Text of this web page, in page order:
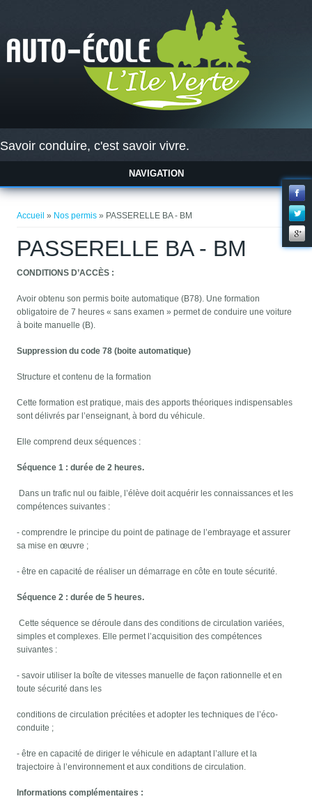
Savoir conduire, c'est savoir vivre.
NAVIGATION
Accueil » Nos permis » PASSERELLE BA - BM
PASSERELLE BA - BM
CONDITIONS D’ACCÈS :
Avoir obtenu son permis boite automatique (B78). Une formation
obligatoire de 7 heures « sans examen » permet de conduire une voiture
à boite manuelle (B).
Suppression du code 78 (boite automatique)
Structure et contenu de la formation
Cette formation est pratique, mais des apports théoriques indispensables
sont délivrés par l’enseignant, à bord du véhicule.
Elle comprend deux séquences :
Séquence 1 : durée de 2 heures.
Dans un trafic nul ou faible, l’élève doit acquérir les connaissances et les
compétences suivantes :
- comprendre le principe du point de patinage de l’embrayage et assurer
sa mise en œuvre ;
- être en capacité de réaliser un démarrage en côte en toute sécurité.
Séquence 2 : durée de 5 heures.
Cette séquence se déroule dans des conditions de circulation variées,
simples et complexes. Elle permet l’acquisition des compétences
suivantes :
- savoir utiliser la boîte de vitesses manuelle de façon rationnelle et en
toute sécurité dans les
conditions de circulation précitées et adopter les techniques de l’éco-
conduite ;
- être en capacité de diriger le véhicule en adaptant l’allure et la
trajectoire à l’environnement et aux conditions de circulation.
Informations complémentaires :